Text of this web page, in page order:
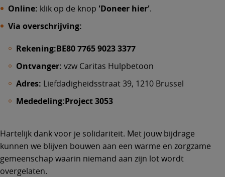
Online: klik op de knop 'Doneer hier'.
Via overschrijving:
Rekening:BE80 7765 9023 3377
Ontvanger: vzw Caritas Hulpbetoon
Adres: Liefdadigheidsstraat 39, 1210 Brussel
Mededeling:Project 3053
Hartelijk dank voor je solidariteit. Met jouw bijdrage
kunnen we blijven bouwen aan een warme en zorgzame
gemeenschap waarin niemand aan zijn lot wordt
overgelaten.